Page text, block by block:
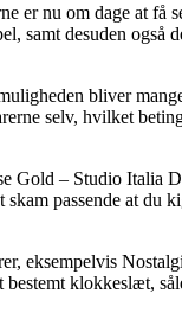
er nu om dage at få
samt desuden også
bliver
selv, hvilket
Gold – Studio
passende at du
eksempelvis
klokkeslæt,